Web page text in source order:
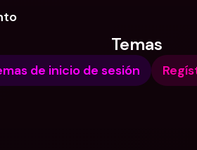
Temas
de inicio de sesión